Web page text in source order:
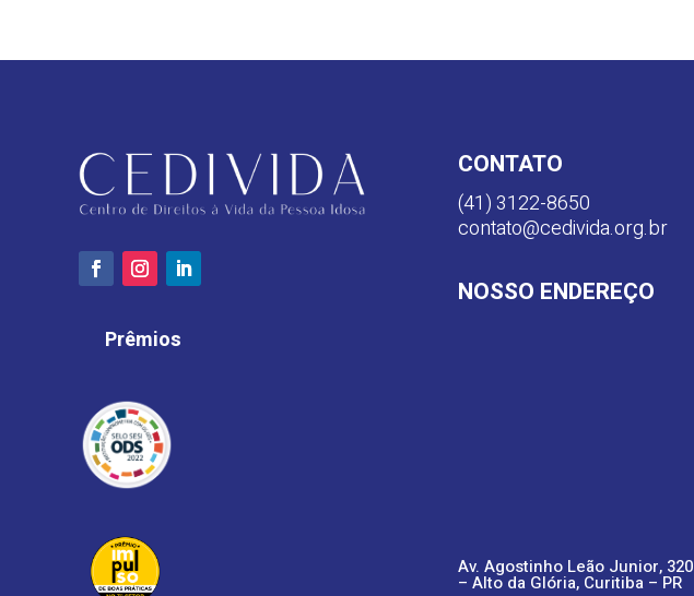
Prêmios
CONTATO
(41) 3122-8650
contato@cedivida.org.br
NOSSO ENDEREÇO
Av. Agostinho Leão Junior, 320
– Alto da Glória, Curitiba – PR